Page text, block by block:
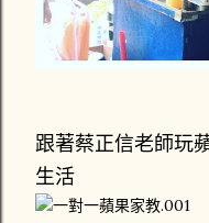
跟著蔡正信老師玩
生活